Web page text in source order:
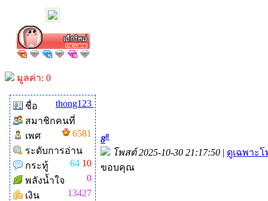
มูลค่า: 0
ชื่อ
thong123
สมาชิกคนที่
6581
เพศ
ระดับการอ่าน
10
กระทู้
64
พลังน้ำใจ
0
เงิน
13427
8#
โพสต์ 2025-10-30 21:17:50 | ดูเฉพาะ
ขอบคุณ